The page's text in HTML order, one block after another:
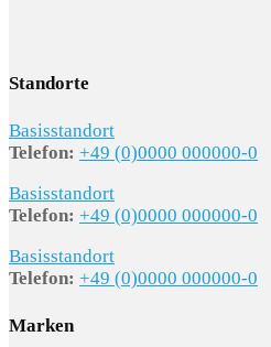
Standorte
Basisstandort
Telefon: +49 (0)0000 000000-0
Basisstandort
Telefon: +49 (0)0000 000000-0
Basisstandort
Telefon: +49 (0)0000 000000-0
Marken